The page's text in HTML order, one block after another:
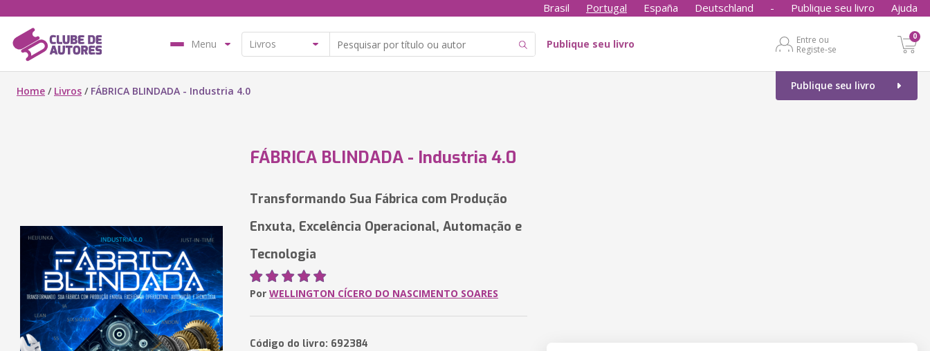
Brasil Portugal España Deutschland - Publique seu livro Ajuda
Menu Publique seu livro
Entre ou
Registe-se
0
Publique seu livro
Home / Livros / FÁBRICA BLINDADA - Industria 4.0
FÁBRICA BLINDADA - Industria 4.0
Transformando Sua Fábrica com Produção
Enxuta, Excelência Operacional, Automação e
Tecnologia
Por WELLINGTON CÍCERO DO NASCIMENTO SOARES
Código do livro: 692384